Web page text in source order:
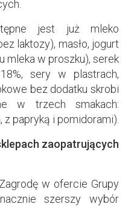
jest już mleko
laktozy), masło, jogurt
mleka w proszku), serek
sery w plastrach,
bez dodatku skrobi
w trzech smakach:
papryką i pomidorami).
zaopatrujących
w ofercie Grupy
szerszy wybór